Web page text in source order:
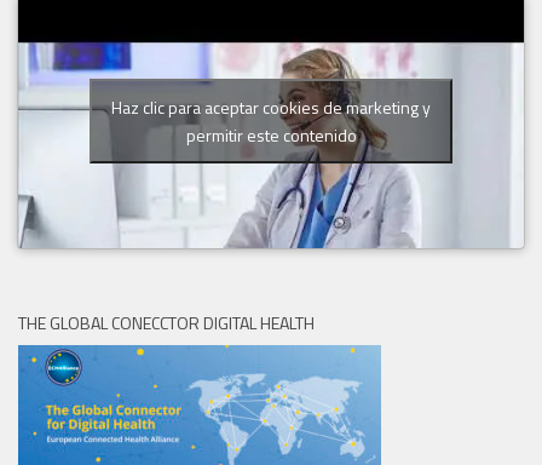
Haz clic para aceptar cookies de marketing y
permitir este contenido
THE GLOBAL CONECCTOR DIGITAL HEALTH